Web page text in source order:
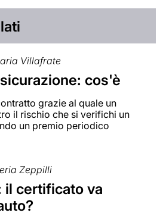
Villafrate
cos'è
grazie al quale un
il rischio che si verifichi un
un premio periodico
Zeppilli
il certificato va